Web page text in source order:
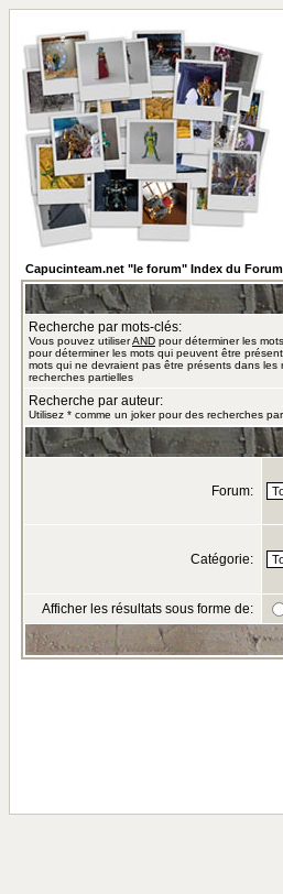
Capucinteam.net "le forum" Index du Forum
Recherche par mots-clés:
Vous pouvez utiliserAND pour déterminer les
pour déterminer les mots qui peuvent être
mots qui ne devraient pas être présents dans les
recherches partielles
Recherche par auteur:
Utilisez * comme un joker pour des recherches
Forum:
Catégorie:
Afficher les résultats sous forme de: